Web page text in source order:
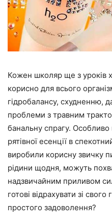
Кожен школяр ще з уроків
корисно для всього
гідробалансу, схудненню,
проблеми з травним
банальну спрагу.
рятівної есенції в
виробили корисну звичку
рідини щодня, можуть
надзвичайним приливом
готові відрахувати зі
простого задоволення?